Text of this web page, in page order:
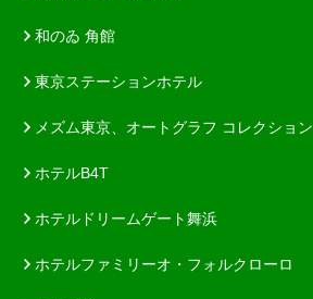
和のゐ 角館
東京ステーションホテル
メズム東京、オートグラフ コレクション
ホテルB4T
ホテルドリームゲート舞浜
ホテルファミリーオ・フォルクローロ